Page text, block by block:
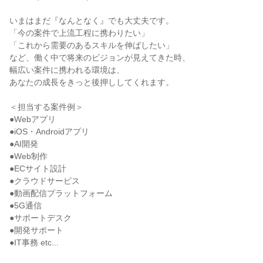
いまはまだ『なんとなく』でも大丈夫です。
「今の案件で上流工程に携わりたい」
「これから需要のあるスキルを伸ばしたい」
など、働く中で将来のビジョンが見えてきた時、
幅広い案件に携われる環境は、
あなたの成長をきっと後押ししてくれます。
＜担当する案件例＞
●Webアプリ
●iOS・Androidアプリ
●AI開発
●Web制作
●ECサイト設計
●クラウドサービス
●動画配信プラットフォーム
●5G通信
●サポートデスク
●開発サポート
●IT事務 etc...